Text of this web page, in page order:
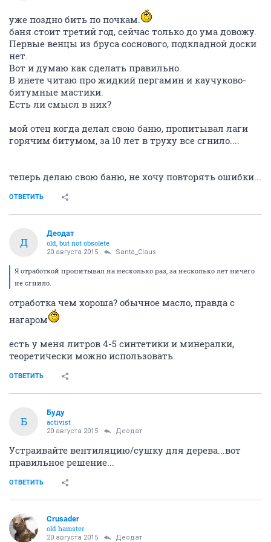
уже поздно бить по почкам.
баня стоит третий год, сейчас только до ума довожу.
Первые венцы из бруса соснового, подкладной доски
нет.
Вот и думаю как сделать правильно.
В инете читаю про жидкий пергамин и каучуково-
битумные мастики.
Есть ли смысл в них?
мой отец когда делал свою баню, пропитывал лаги
горячим битумом, за 10 лет в труху все сгнило....
теперь делаю свою баню, не хочу повторять ошибки...
ОТВЕТИТЬ
Д
Деодат
old, but not obsolete
20 августа 2015 Santa_Claus
Я отработкой пропитывал на несколько раз, за несколько лет ничего
не сгнило.
отработка чем хороша? обычное масло, правда с
нагаром
есть у меня литров 4-5 синтетики и минералки,
теоретически можно использовать.
ОТВЕТИТЬ
Б
Буду
activist
20 августа 2015 Деодат
Устраивайте вентиляцию/сушку для дерева...вот
правильное решение...
ОТВЕТИТЬ
Crusader
old hamster
20 августа 2015 Деодат